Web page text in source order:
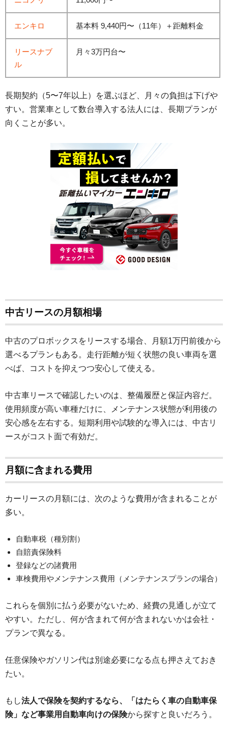
エンキロ 基本料 9,440円〜（11年）＋距離料金
リースナブ
ル
月々3万円台〜
長期契約（5〜7年以上）を選ぶほど、月々の負担は下げや
すい。営業車として数台導入する法人には、長期プランが
向くことが多い。
中古リースの月額相場
中古のプロボックスをリースする場合、月額1万円前後から
選べるプランもある。走行距離が短く状態の良い車両を選
べば、コストを抑えつつ安心して使える。
中古車リースで確認したいのは、整備履歴と保証内容だ。
使用頻度が高い車種だけに、メンテナンス状態が利用後の
安心感を左右する。短期利用や試験的な導入には、中古リ
ースがコスト面で有効だ。
月額に含まれる費用
カーリースの月額には、次のような費用が含まれることが
多い。
自動車税（種別割）
自賠責保険料
登録などの諸費用
車検費用やメンテナンス費用（メンテナンスプランの場合）
これらを個別に払う必要がないため、経費の見通しが立て
やすい。ただし、何が含まれて何が含まれないかは会社・
プランで異なる。
任意保険やガソリン代は別途必要になる点も押さえておき
たい。
もし法人で保険を契約するなら、「はたらく車の自動車保
険」など事業用自動車向けの保険から探すと良いだろう。